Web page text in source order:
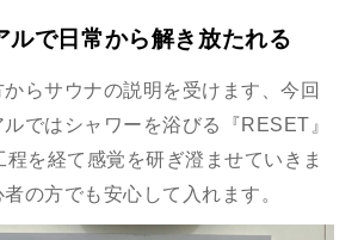
ルで日常から解き放たれる
らサウナの説明を受けます、今回
ではシャワーを浴びる『RESET』
を経て感覚を研ぎ澄ませていきま
の方でも安心して入れます。